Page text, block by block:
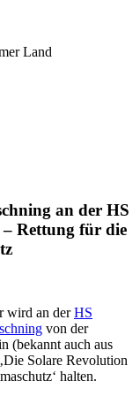
Land
an der HS
– Rettung für die
wird an derHS
von der
(bekannt auch aus
Solare Revolution
halten.